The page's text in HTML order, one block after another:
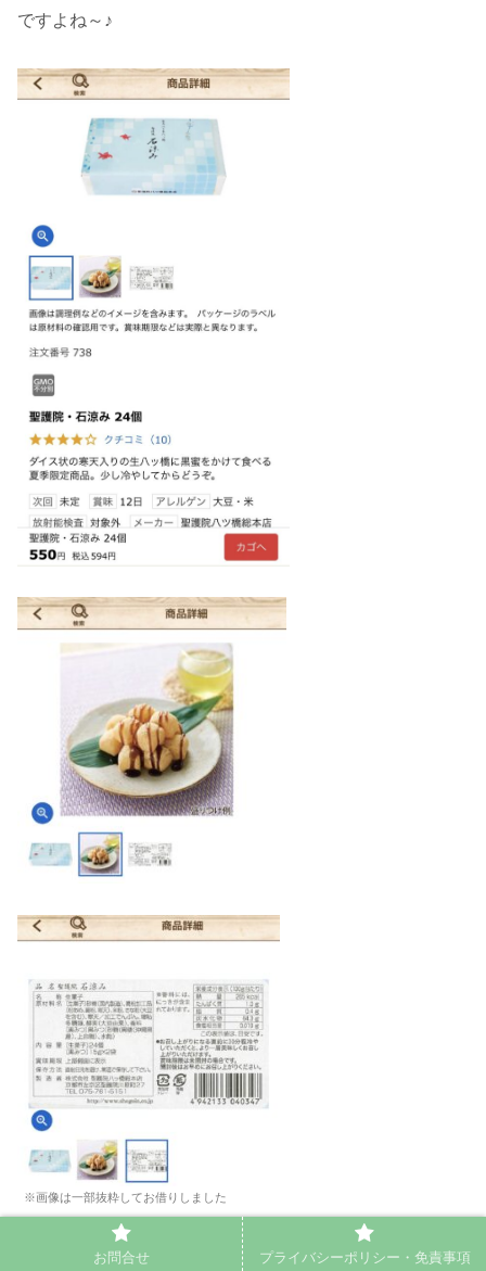
ですよね～♪
※画像は一部抜粋してお借りしました
どの和菓子も取り扱いは不定期なので、ビビッときたら是
お問合せ プライバシーポリシー・免責事項